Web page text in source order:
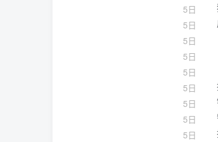
5日
5日
5日
5日
5日
5日
5日
5日
5日